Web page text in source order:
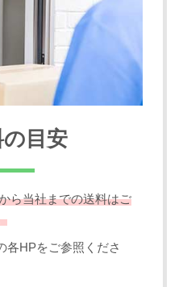
目安
ら当社までの送料はご
各HPをご参照くださ